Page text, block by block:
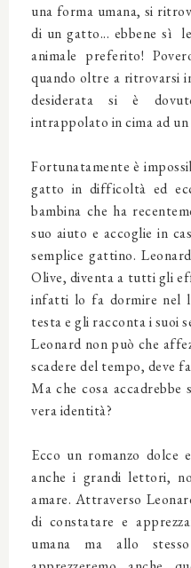
una forma umana, si
di un gatto... ebbene sì
animale preferito!
quando oltre a ritrovarsi
desiderata si è
intrappolato in cima ad un
Fortunatamente è
gatto in difficoltà ed
bambina che ha
suo aiuto e accoglie in
semplice gattino.
Olive, diventa a tutti gli
infatti lo fa dormire nel
testa e gli racconta i suoi
Leonard non può che
scadere del tempo, deve
Ma che cosa accadrebbe
vera identità?
Ecco un romanzo dolce
anche i grandi lettori,
amare. Attraverso
di constatare e
umana ma allo